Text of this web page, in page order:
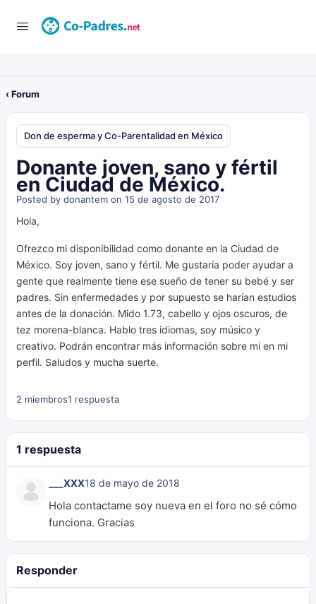
‹ Forum
Don de esperma y Co-Parentalidad en México
Donante joven, sano y fértil
en Ciudad de México.
Posted by donantem on 15 de agosto de 2017
Hola,
Ofrezco mi disponibilidad como donante en la Ciudad de
México. Soy joven, sano y fértil. Me gustaría poder ayudar a
gente que realmente tiene ese sueño de tener su bebé y ser
padres. Sin enfermedades y por supuesto se harían estudios
antes de la donación. Mido 1.73, cabello y ojos oscuros, de
tez morena-blanca. Hablo tres idiomas, soy músico y
creativo. Podrán encontrar más información sobre mi en mi
perfil. Saludos y mucha suerte.
2 miembros1 respuesta
1 respuesta
___XXX18 de mayo de 2018
Hola contactame soy nueva en el foro no sé cómo
funciona. Gracias
Responder